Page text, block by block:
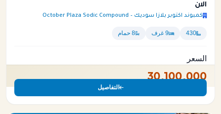
الان
كمبوند اكتوبر بلازا سوديك – October Plaza Sodic Compound
430 9 غرف 8 حمام
السعر
30,100,000
التفاصيل